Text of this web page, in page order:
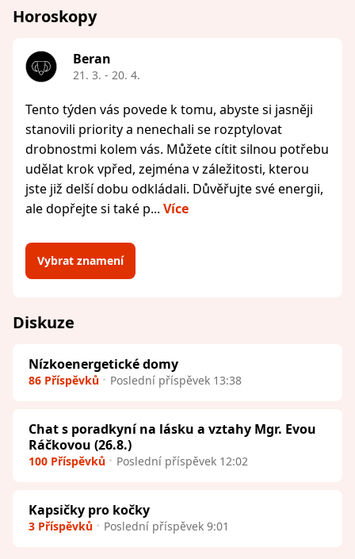
Horoskopy
Beran
21. 3. - 20. 4.
Tento týden vás povede k tomu, abyste si jasněji
stanovili priority a nenechali se rozptylovat
drobnostmi kolem vás. Můžete cítit silnou potřebu
udělat krok vpřed, zejména v záležitosti, kterou
jste již delší dobu odkládali. Důvěřujte své energii,
ale dopřejte si také p... Více
Vybrat znamení
Diskuze
Nízkoenergetické domy
86 Příspěvků Poslední příspěvek 13:38
Chat s poradkyní na lásku a vztahy Mgr. Evou
Ráčkovou (26.8.)
100 Příspěvků Poslední příspěvek 12:02
Kapsičky pro kočky
3 Příspěvků Poslední příspěvek 9:01